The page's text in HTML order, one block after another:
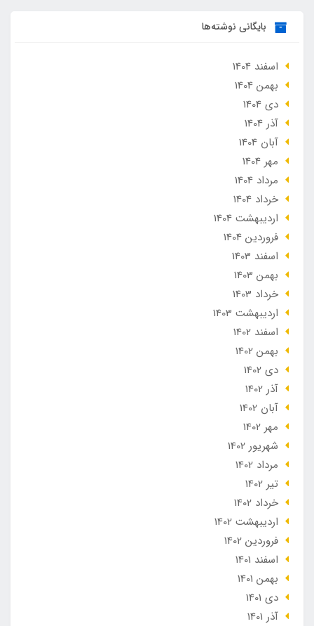
بایگانی نوشته‌ها
اسفند 1404
بهمن 1404
دی 1404
آذر 1404
آبان 1404
مهر 1404
مرداد 1404
خرداد 1404
ارديبهشت 1404
فروردین 1404
اسفند 1403
بهمن 1403
خرداد 1403
ارديبهشت 1403
اسفند 1402
بهمن 1402
دی 1402
آذر 1402
آبان 1402
مهر 1402
شهریور 1402
مرداد 1402
تير 1402
خرداد 1402
ارديبهشت 1402
فروردین 1402
اسفند 1401
بهمن 1401
دی 1401
آذر 1401